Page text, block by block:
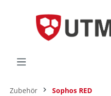
Zubehör Sophos RED